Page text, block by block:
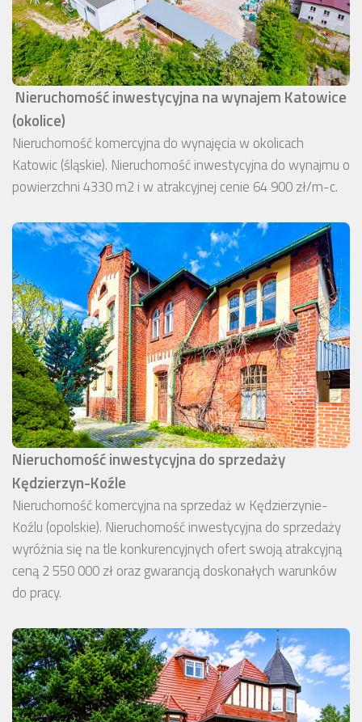
Nieruchomość inwestycyjna na wynajem Katowice
(okolice)
Nieruchomość komercyjna do wynajęcia w okolicach
Katowic (śląskie). Nieruchomość inwestycyjna do wynajmu o
powierzchni 4330 m2 i w atrakcyjnej cenie 64 900 zł/m-c.
Nieruchomość inwestycyjna do sprzedaży
Kędzierzyn-Koźle
Nieruchomość komercyjna na sprzedaż w Kędzierzynie-
Koźlu (opolskie). Nieruchomość inwestycyjna do sprzedaży
wyróżnia się na tle konkurencyjnych ofert swoją atrakcyjną
ceną 2 550 000 zł oraz gwarancją doskonałych warunków
do pracy.